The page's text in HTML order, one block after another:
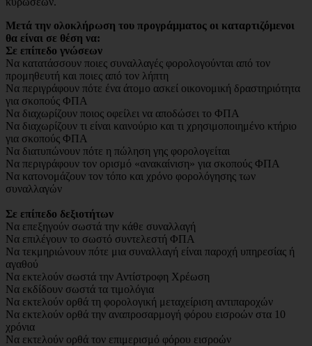
Μετά την ολοκλήρωση του προγράμματος οι καταρτιζόμενοι
θα είναι σε θέση να:
Σε επίπεδο γνώσεων
Να κατατάσσουν ποιες συναλλαγές φορολογούνται από τον
προμηθευτή και ποιες από τον λήπτη
Να περιγράφουν πότε ένα άτομο ασκεί οικονομική δραστηριότητα
για σκοπούς ΦΠΑ
Να διαχωρίζουν ποιος οφείλει να αποδώσει το ΦΠΑ
Να διαχωρίζουν τι είναι καινούριο και τι χρησιμοποιημένο κτήριο
για σκοπούς ΦΠΑ
Να διατυπώνουν πότε η πώληση γης φορολογείται
Να περιγράφουν τον ορισμό «ανακαίνιση» για σκοπούς ΦΠΑ
Να κατονομάζουν τον τόπο και χρόνο φορολόγησης των
συναλλαγών
Σε επίπεδο δεξιοτήτων
Να επεξηγούν σωστά την κάθε συναλλαγή
Να επιλέγουν το σωστό συντελεστή ΦΠΑ
Να τεκμηριώνουν πότε μια συναλλαγή είναι παροχή υπηρεσίας ή
αγαθού
Να εκτελούν σωστά την Αντίστροφη Χρέωση
Να εκδίδουν σωστά τα τιμολόγια
Να εκτελούν ορθά τη φορολογική μεταχείριση αντιπαροχών
Να εκτελούν ορθά την αναπροσαρμογή φόρου εισροών στα 10
χρόνια
Να εκτελούν ορθά τον επιμερισμό φόρου εισροών